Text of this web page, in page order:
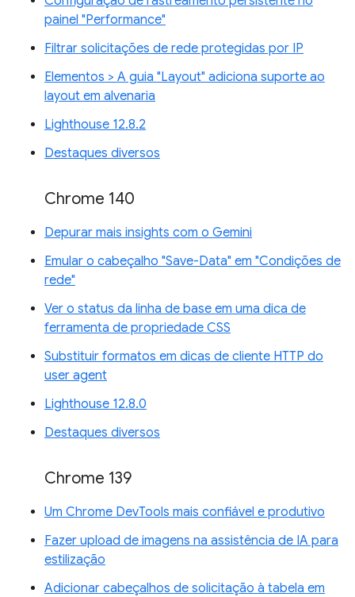
painel "Performance"
Filtrar solicitações de rede protegidas por IP
Elementos > A guia "Layout" adiciona suporte ao
layout em alvenaria
Lighthouse 12.8.2
Destaques diversos
Chrome 140
Depurar mais insights com o Gemini
Emular o cabeçalho "Save-Data" em "Condições de
rede"
Ver o status da linha de base em uma dica de
ferramenta de propriedade CSS
Substituir formatos em dicas de cliente HTTP do
user agent
Lighthouse 12.8.0
Destaques diversos
Chrome 139
Um Chrome DevTools mais confiável e produtivo
Fazer upload de imagens na assistência de IA para
estilização
Adicionar cabeçalhos de solicitação à tabela em